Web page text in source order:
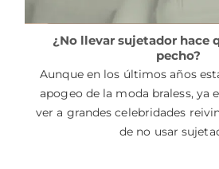
¿No llevar sujetador hace
pecho?
Aunque en los últimos años
apogeo de la moda braless, ya
ver a grandes celebridades
de no usar